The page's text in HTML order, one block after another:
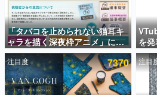
ゲームの企画書
名作ゲームクリエイターの
聞きし、ヒットする企画（
きます。
赫本
この物語を解いてはいけな
の形をした短編ホラー小説
「タバコを止められない猫耳キ
ャラを描く深夜枠アニメ」に視
聴者の一部から批判意見。違法
薬物の使用と思しき描写も含め
て、BPOが議論を交わす
を
日
注目度 7370 注目